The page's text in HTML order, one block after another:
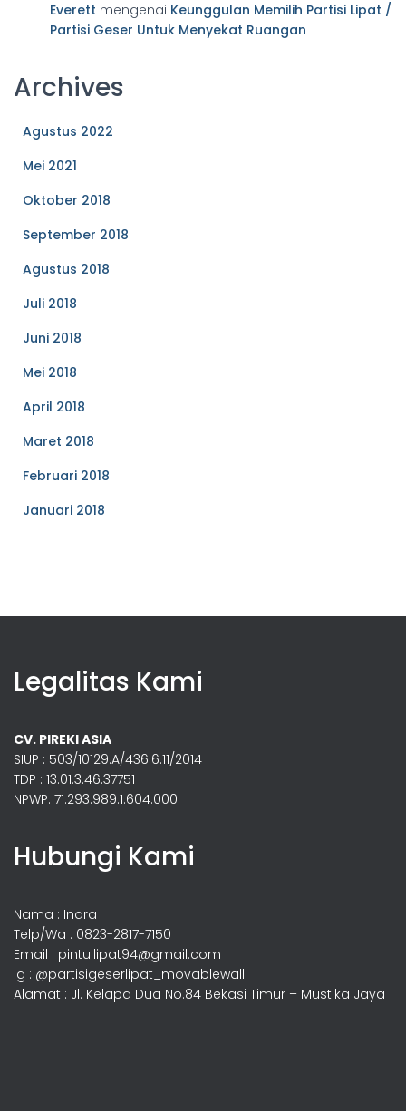
Everett mengenai Keunggulan Memilih Partisi Lipat /
Partisi Geser Untuk Menyekat Ruangan
Archives
Agustus 2022
Mei 2021
Oktober 2018
September 2018
Agustus 2018
Juli 2018
Juni 2018
Mei 2018
April 2018
Maret 2018
Februari 2018
Januari 2018
Legalitas Kami
CV. PIREKI ASIA
SIUP : 503/10129.A/436.6.11/2014
TDP : 13.01.3.46.37751
NPWP: 71.293.989.1.604.000
Hubungi Kami
Nama : Indra
Telp/Wa : 0823-2817-7150
Email : pintu.lipat94@gmail.com
Ig : @partisigeserlipat_movablewall
Alamat : Jl. Kelapa Dua No.84 Bekasi Timur – Mustika Jaya